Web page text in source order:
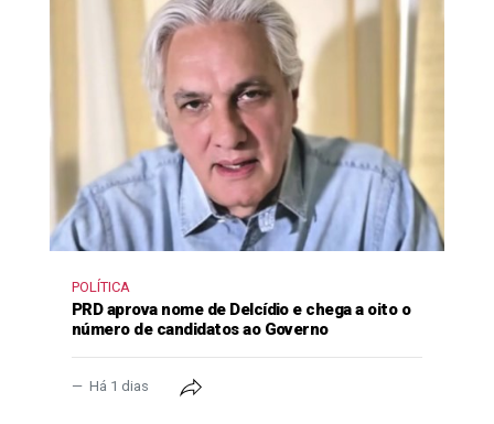
POLÍTICA
PRD aprova nome de Delcídio e chega a oito o
número de candidatos ao Governo
Há 1 dias